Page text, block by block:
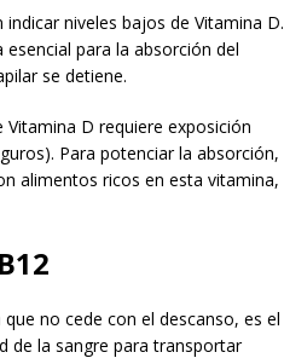
niveles bajos de Vitamina D.
para la absorción del
se detiene.
D requiere exposición
Para potenciar la absorción,
alimentos ricos en esta vitamina,
no cede con el descanso, es el
de la sangre para transportar